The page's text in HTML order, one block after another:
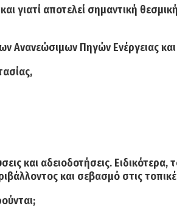
γιατί αποτελεί σημαντική
Ανανεώσιμων Πηγών Ενέργειας
και αδειοδοτήσεις.
και σεβασμό στις